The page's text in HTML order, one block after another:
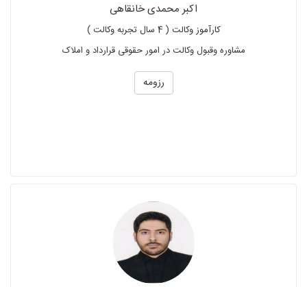
اکبر محمدی خانقاهی
کارآموز وکالت ( 4 سال تجربه وکالت )
مشاوره وقبول وکالت در امور حقوقی قرارداد و املاک
رزومه